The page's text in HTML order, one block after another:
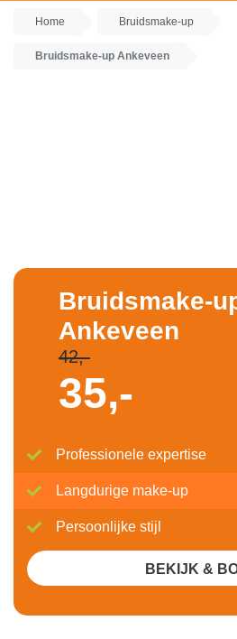
Home Bruidsmake-up
Bruidsmake-up Ankeveen
Bruidsmake-
Ankeveen
42,-
35,-
Professionele expertise
Langdurige make-up
Persoonlijke stijl
BEKIJK &